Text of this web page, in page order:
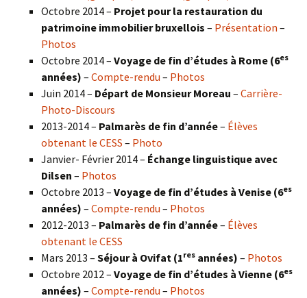
Octobre 2014 – Projet pour la restauration du
patrimoine immobilier bruxellois – Présentation –
Photos
Octobre 2014 – Voyage de fin d’études à Rome (6es
années) – Compte-rendu – Photos
Juin 2014 – Départ de Monsieur Moreau – Carrière-
Photo-Discours
2013-2014 – Palmarès de fin d’année– Élèves
obtenant le CESS – Photo
Janvier- Février 2014 – Échange linguistique avec
Dilsen – Photos
Octobre 2013 – Voyage de fin d’études à Venise (6es
années) – Compte-rendu – Photos
2012-2013 – Palmarès de fin d’année– Élèves
obtenant le CESS
Mars 2013 – Séjour à Ovifat (1res années) – Photos
Octobre 2012 – Voyage de fin d’études à Vienne (6es
années) – Compte-rendu – Photos